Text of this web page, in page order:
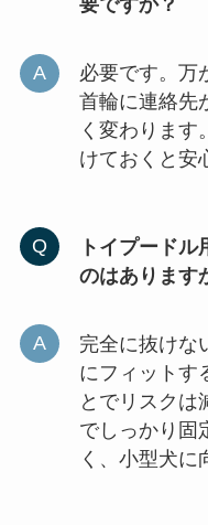
要ですか？
必要です。万
首輪に連絡先
く変わります
けておくと安
トイプード
のはあります
完全に抜けな
にフィットす
とでリスクは
でしっかり固
く、小型犬に